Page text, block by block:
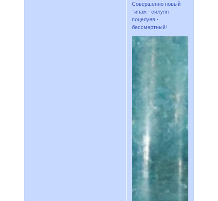
Совершенно новый
типаж - силуян
поцелуев -
бессмертный!